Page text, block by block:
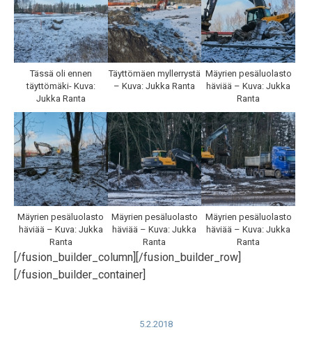
Tässä oli ennen
täyttömäki- Kuva:
Jukka Ranta
Täyttömäen myllerrystä
– Kuva: Jukka Ranta
Mäyrien pesäluolasto
häviää – Kuva: Jukka
Ranta
Mäyrien pesäluolasto
häviää – Kuva: Jukka
Ranta
Mäyrien pesäluolasto
häviää – Kuva: Jukka
Ranta
Mäyrien pesäluolasto
häviää – Kuva: Jukka
Ranta
[/fusion_builder_column][/fusion_builder_row]
[/fusion_builder_container]
5.2.2018